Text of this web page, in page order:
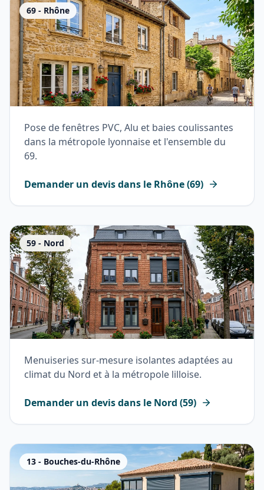
69 - Rhône
Pose de fenêtres PVC, Alu et baies coulissantes
dans la métropole lyonnaise et l'ensemble du
69.
Demander un devis dans le Rhône(69)
59 - Nord
Menuiseries sur-mesure isolantes adaptées au
climat du Nord et à la métropole lilloise.
Demander un devis dans le Nord (59)
13 - Bouches-du-Rhône